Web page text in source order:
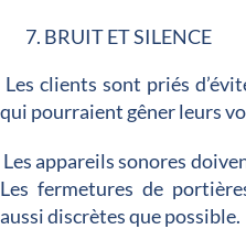
BRUIT ET SILENCE
Les clients sont priés
qui pourraient gêner leurs
Les appareils sonores
Les fermetures de
aussi discrètes que possible.